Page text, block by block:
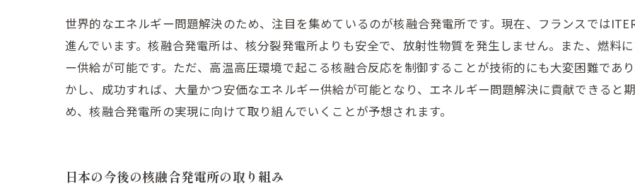
世界的なエネルギー問題解決のため、注目を集めているのが核融合発電所です。現在、フランスでは
進んでいます。核融合発電所は、核分裂発電所よりも安全で、放射性物質を発生しません。また、燃料
ー供給が可能です。ただ、高温高圧環境で起こる核融合反応を制御することが技術的にも大変困難であ
かし、成功すれば、大量かつ安価なエネルギー供給が可能となり、エネルギー問題解決に貢献できると
め、核融合発電所の実現に向けて取り組んでいくことが予想されます。
日本の今後の核融合発電所の取り組み